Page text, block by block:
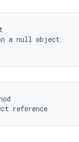
a null object
reference